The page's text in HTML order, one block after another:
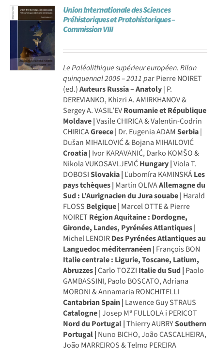
Achat en ligne
Panier WooCommerce
Union Internationale des Sciences
Préhistoriques et Protohistoriques –
Commission VIII
Le Paléolithique supérieur européen. Bilan
quinquennal 2006 – 2011 par Pierre NOIRET
(ed.)AuteursRussia – Anatoly| P.
DEREVIANKO, Khizri A. AMIRKHANOV &
Sergey A. VASIL’EVRoumanie et République
Moldave |Vasile CHIRICA & Valentin-Codrin
CHIRICAGreece | Dr. Eugenia ADAMSerbia|
Dušan MIHAILOVIĆ & Bojana MIHAILOVIĆ
Croatia | Ivor KARAVANIĆ, Darko KOMŠO &
Nikola VUKOSAVLJEVIĆHungary |Viola T.
DOBOSISlovakia | Ľubomíra KAMINSKÁLes
pays tchèques | Martin OLIVAAllemagne du
Sud : L’Aurignacien du Jura souabe | Harald
FLOSS Belgique | Marcel OTTE & Pierre
NOIRET Région Aquitaine : Dordogne,
Gironde, Landes, Pyrénées Atlantiques |
Michel LENOIRDes Pyrénées Atlantiques au
Languedoc méditerranéen | François BON
Italie centrale : Ligurie, Toscane, Latium,
Abruzzes |Carlo TOZZI Italie du Sud | Paolo
GAMBASSINI, Paolo BOSCATO, Adriana
MORONI & Annamaria RONCHITELLI
Cantabrian Spain | Lawence Guy STRAUS
Catalogne |Josep Mª FULLOLA i PERICOT
Nord du Portugal |Thierry AUBRYSouthern
Portugal | Nuno BICHO, João CASCALHEIRA,
João MARREIROS & Telmo PEREIRA